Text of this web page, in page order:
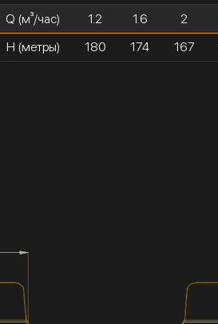
Q (м³/час)
H (метры)
1.2
180
1.6
174
2
167